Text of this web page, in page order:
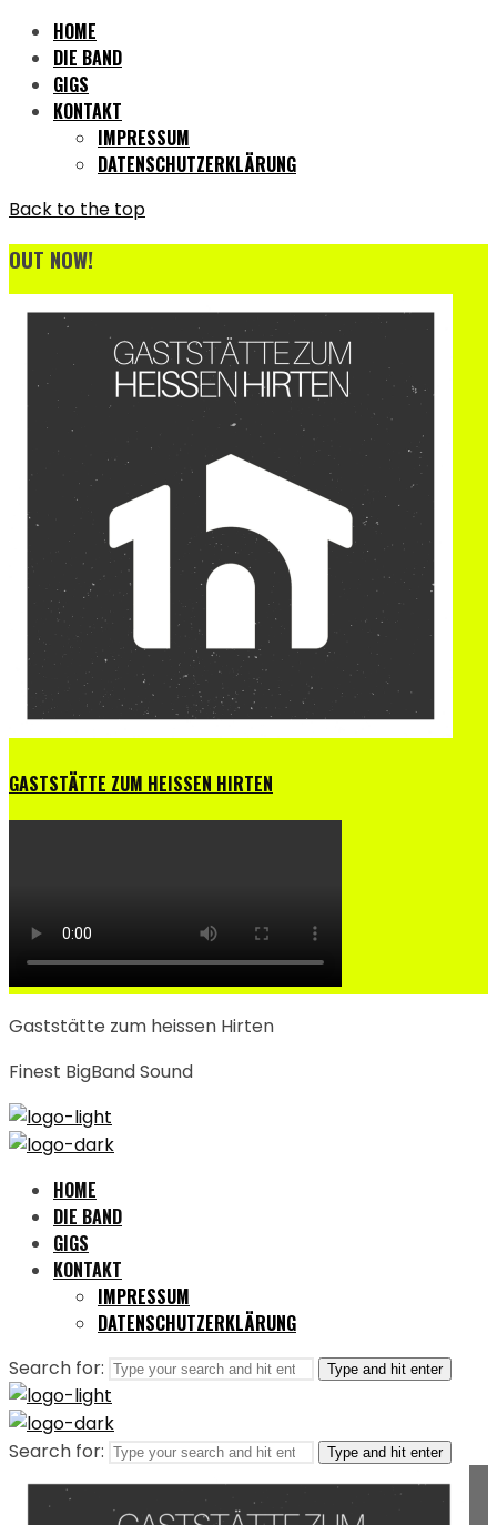
HOME
DIE BAND
GIGS
KONTAKT
IMPRESSUM
DATENSCHUTZERKLÄRUNG
Back to the top
OUT NOW!
GASTSTÄTTE ZUM HEISSEN HIRTEN
Gaststätte zum heissen Hirten
Finest BigBand Sound
HOME
DIE BAND
GIGS
KONTAKT
IMPRESSUM
DATENSCHUTZERKLÄRUNG
Search for: Type and hit enter
Search for: Type and hit enter